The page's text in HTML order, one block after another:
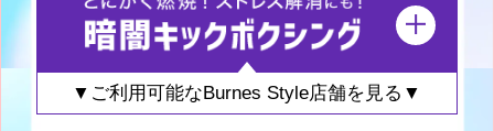
▼ご利用可能なBurnes Style店舗を見る▼